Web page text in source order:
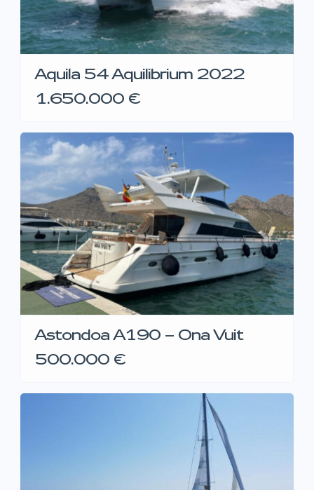
Aquila 54 Aquilibrium 2022
1.650.000 €
Astondoa A190 – Ona Vuit
500.000 €